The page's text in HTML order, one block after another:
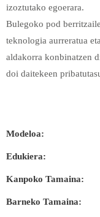
izoztutako egoerara.
Bulegoko pod
teknologia aurreratua
aldakorra konbinatzen
doi daitekeen
Modeloa:
Edukiera:
Kanpoko Tamaina:
Barneko Tamaina: